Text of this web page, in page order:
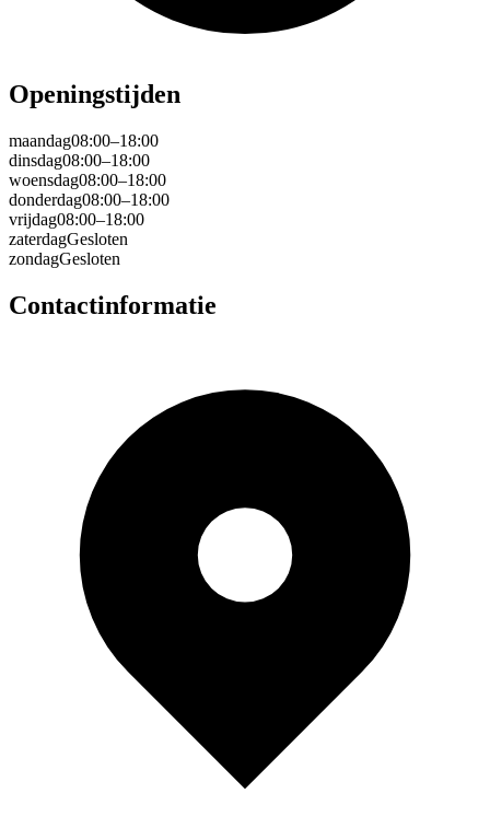
Openingstijden
maandag08:00–18:00
dinsdag08:00–18:00
woensdag08:00–18:00
donderdag08:00–18:00
vrijdag08:00–18:00
zaterdagGesloten
zondagGesloten
Contactinformatie